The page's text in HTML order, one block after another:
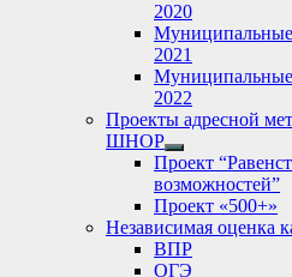
menu
2020
Муниципальные
2021
Муниципальные
2022
Проекты адресной
ШНОР
Show
sub
menu
Проект
возможностей”
Проект «500+»
Независимая оценка
ВПР
ОГЭ